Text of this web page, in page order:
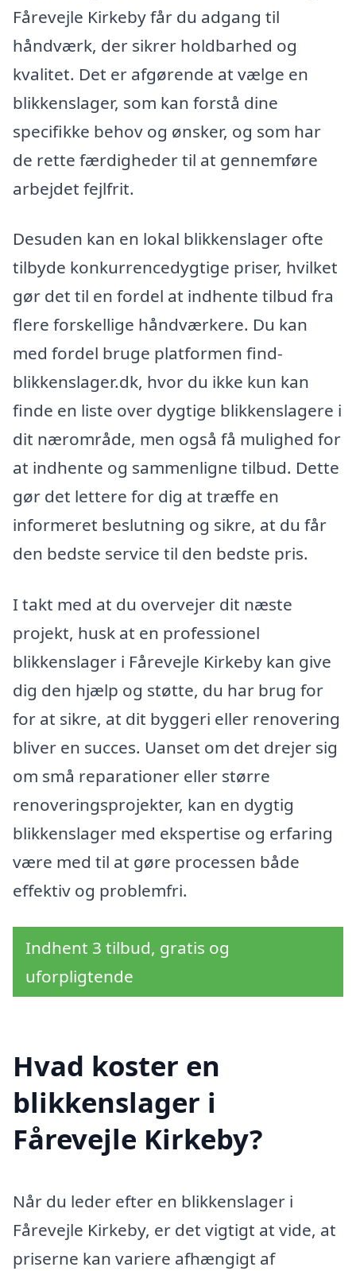
Fårevejle Kirkeby får du adgang til
håndværk, der sikrer holdbarhed og
kvalitet. Det er afgørende at vælge en
blikkenslager, som kan forstå dine
specifikke behov og ønsker, og som har
de rette færdigheder til at gennemføre
arbejdet fejlfrit.
Desuden kan en lokal blikkenslager ofte
tilbyde konkurrencedygtige priser, hvilket
gør det til en fordel at indhente tilbud fra
flere forskellige håndværkere. Du kan
med fordel bruge platformen find-
blikkenslager.dk, hvor du ikke kun kan
finde en liste over dygtige blikkenslagere i
dit nærområde, men også få mulighed for
at indhente og sammenligne tilbud. Dette
gør det lettere for dig at træffe en
informeret beslutning og sikre, at du får
den bedste service til den bedste pris.
I takt med at du overvejer dit næste
projekt, husk at en professionel
blikkenslager i Fårevejle Kirkeby kan give
dig den hjælp og støtte, du har brug for
for at sikre, at dit byggeri eller renovering
bliver en succes. Uanset om det drejer sig
om små reparationer eller større
renoveringsprojekter, kan en dygtig
blikkenslager med ekspertise og erfaring
være med til at gøre processen både
effektiv og problemfri.
Indhent 3 tilbud, gratis og
uforpligtende
Hvad koster en
blikkenslager i
Fårevejle Kirkeby?
Når du leder efter en blikkenslager i
Fårevejle Kirkeby, er det vigtigt at vide, at
priserne kan variere afhængigt af